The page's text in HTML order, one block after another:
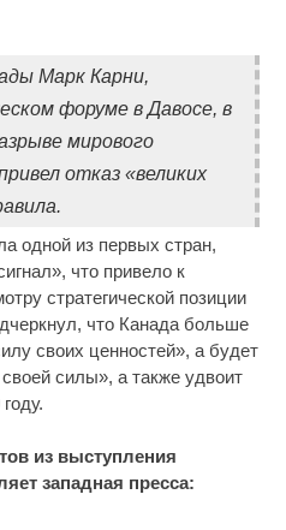
Марк Карни,
форуме в Давосе, в
мирового
отказ «великих
одной из первых стран,
что привело к
стратегической позиции
что Канада больше
своих ценностей», а будет
силы», а также удвоит
из выступления
западная пресса:
будете смеяться долго